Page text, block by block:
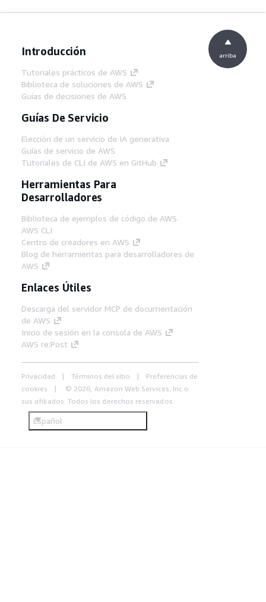
Introducción
Tutoriales prácticos de AWS
Biblioteca de soluciones de AWS
Guías de decisiones de AWS
Guías De Servicio
Elección de un servicio de IA generativa
Guías de servicio de AWS
Tutoriales de CLI de AWS en GitHub
Herramientas Para
Desarrolladores
Biblioteca de ejemplos de código de AWS
AWS CLI
Centro de creadores en AWS
Blog de herramientas para desarrolladores de
AWS
Enlaces Útiles
Descarga del servidor MCP de documentación
de AWS
Inicio de sesión en la consola de AWS
AWS re:Post
Privacidad Términos del sitio
Preferencias de
cookies
© 2026, Amazon Web Services, Inc o
sus afiliados. Todos los derechos reservados.
Español
arriba